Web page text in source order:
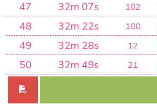
47 32m 07s 102
48 32m 22s 100
49 32m 28s 12
50 32m 49s 21